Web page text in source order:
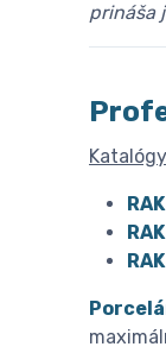
prináša